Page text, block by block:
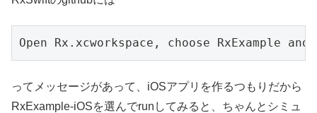
ってメッセージがあって、iOSアプリを作るつもりだから
RxExample-iOSを選んでrunしてみると、ちゃんとシミュ